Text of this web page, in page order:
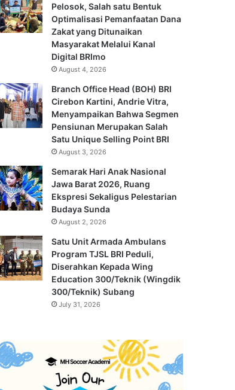
Pelosok, Salah satu Bentuk
Optimalisasi Pemanfaatan Dana
Zakat yang Ditunaikan
Masyarakat Melalui Kanal
Digital BRImo
August 4, 2026
Branch Office Head (BOH) BRI
Cirebon Kartini, Andrie Vitra,
Menyampaikan Bahwa Segmen
Pensiunan Merupakan Salah
Satu Unique Selling Point BRI
August 3, 2026
Semarak Hari Anak Nasional
Jawa Barat 2026, Ruang
Ekspresi Sekaligus Pelestarian
Budaya Sunda
August 2, 2026
Satu Unit Armada Ambulans
Program TJSL BRI Peduli,
Diserahkan Kepada Wing
Education 300/Teknik (Wingdik
300/Teknik) Subang
July 31, 2026